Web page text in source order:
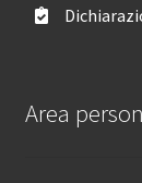
Area